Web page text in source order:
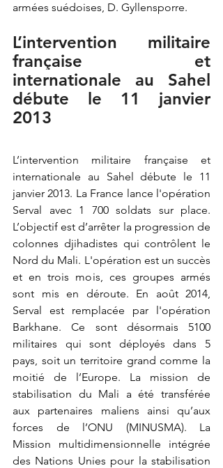
armées suédoises, D. Gyllensporre.
L’intervention militaire
française et
internationale au Sahel
débute le 11 janvier
2013
L’intervention militaire française et
internationale au Sahel débute le 11
janvier 2013. La France lance l'opération
Serval avec 1 700 soldats sur place.
L’objectif est d’arrêter la progression de
colonnes djihadistes qui contrôlent le
Nord du Mali. L'opération est un succès
et en trois mois, ces groupes armés
sont mis en déroute. En août 2014,
Serval est remplacée par l'opération
Barkhane. Ce sont désormais 5100
militaires qui sont déployés dans 5
pays, soit un territoire grand comme la
moitié de l’Europe. La mission de
stabilisation du Mali a été transférée
aux partenaires maliens ainsi qu’aux
forces de l’ONU (MINUSMA). La
Mission multidimensionnelle intégrée
des Nations Unies pour la stabilisation